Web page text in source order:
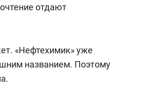
отдают
«Нефтехимик» уже
названием. Поэтому